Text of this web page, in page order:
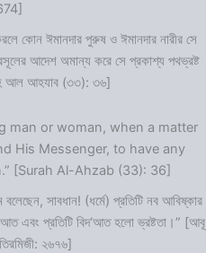
কোন ঈমানদার পুরুষ ও ঈমানদার নারীর সে
আদেশ অমান্য করে সে প্রকাশ্য পথভ্রষ্ট
আল আহযাব (৩৩): ৩৬]
man or woman, when a matter
His Messenger, to have any
[Surah Al-Ahzab (33): 36]
সাবধান! (ধর্মে) প্রতিটি নব আবিষ্কার
এবং প্রতিটি বিদ‘আত হলো ভ্রষ্টতা।” [আবূ
২৬৭৬]